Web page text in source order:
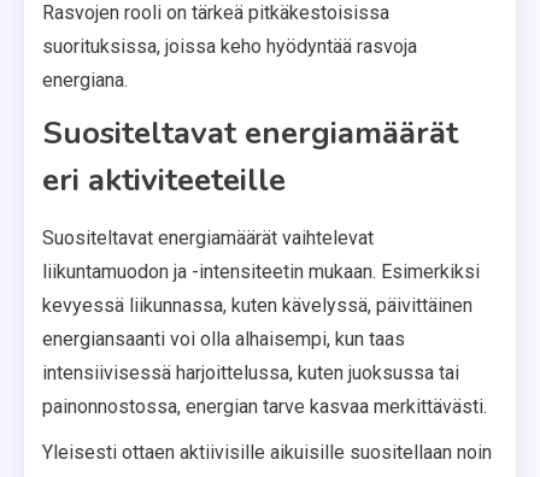
Rasvojen rooli on tärkeä pitkäkestoisissa
suorituksissa, joissa keho hyödyntää rasvoja
energiana.
Suositeltavat energiamäärät
eri aktiviteeteille
Suositeltavat energiamäärät vaihtelevat
liikuntamuodon ja -intensiteetin mukaan. Esimerkiksi
kevyessä liikunnassa, kuten kävelyssä, päivittäinen
energiansaanti voi olla alhaisempi, kun taas
intensiivisessä harjoittelussa, kuten juoksussa tai
painonnostossa, energian tarve kasvaa merkittävästi.
Yleisesti ottaen aktiivisille aikuisille suositellaan noin